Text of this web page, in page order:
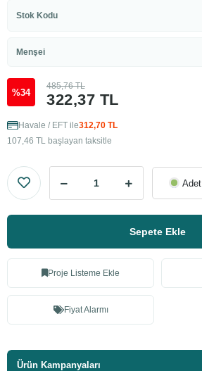
Stok Kodu
Menşei
%34 322,37 TL
485,76 TL
Havale / EFT ile312,70 TL
107,46 TL başlayan taksitle
Adet
Sepete Ekle
Proje Listeme Ekle
Fiyat Alarmı
Ürün Kampanyaları